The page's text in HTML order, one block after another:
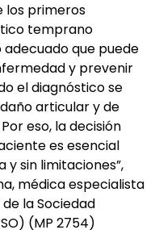
los primeros
temprano
que puede
y prevenir
el diagnóstico se
articular y de
eso, la decisión
es esencial
sin limitaciones”,
médica especialista
la Sociedad
(MP 2754)